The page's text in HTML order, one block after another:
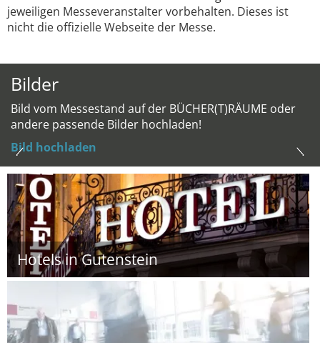
jeweiligen Messeveranstalter vorbehalten. Dieses ist
nicht die offizielle Webseite der Messe.
Bilder
Bild vom Messestand auf der BÜCHER(T)RÄUME oder
andere passende Bilder hochladen!
Bild hochladen
Hotels in Gutenstein